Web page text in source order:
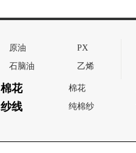
原油
石脑油
PX
乙烯
棉花
纱线
棉花
纯棉纱